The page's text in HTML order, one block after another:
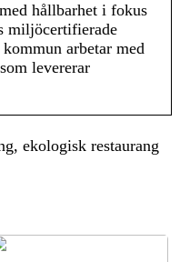
hållbarhet i fokus
miljöcertifierade
arbetar med
levererar
ekologisk restaurang